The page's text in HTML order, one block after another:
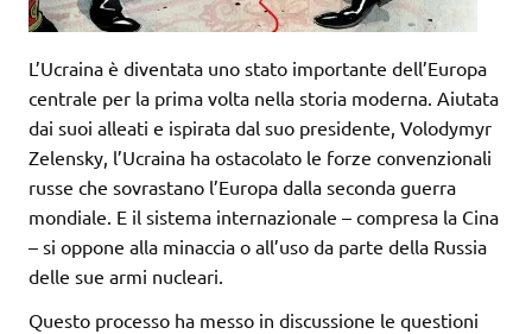
L’Ucraina è diventata uno stato importante dell’Europa
centrale per la prima volta nella storia moderna. Aiutata
dai suoi alleati e ispirata dal suo presidente, Volodymyr
Zelensky, l’Ucraina ha ostacolato le forze convenzionali
russe che sovrastano l’Europa dalla seconda guerra
mondiale. E il sistema internazionale – compresa la Cina
– si oppone alla minaccia o all’uso da parte della Russia
delle sue armi nucleari.
Questo processo ha messo in discussione le questioni